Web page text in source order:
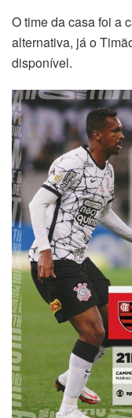
O time da casa foi a
alternativa, já o
disponível.